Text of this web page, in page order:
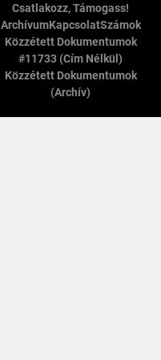
Csatlakozz, Támogass!
ArchívumKapcsolatSzámok
Közzétett Dokumentumok
#11733 (cím Nélkül)
Közzétett Dokumentumok
(archív)